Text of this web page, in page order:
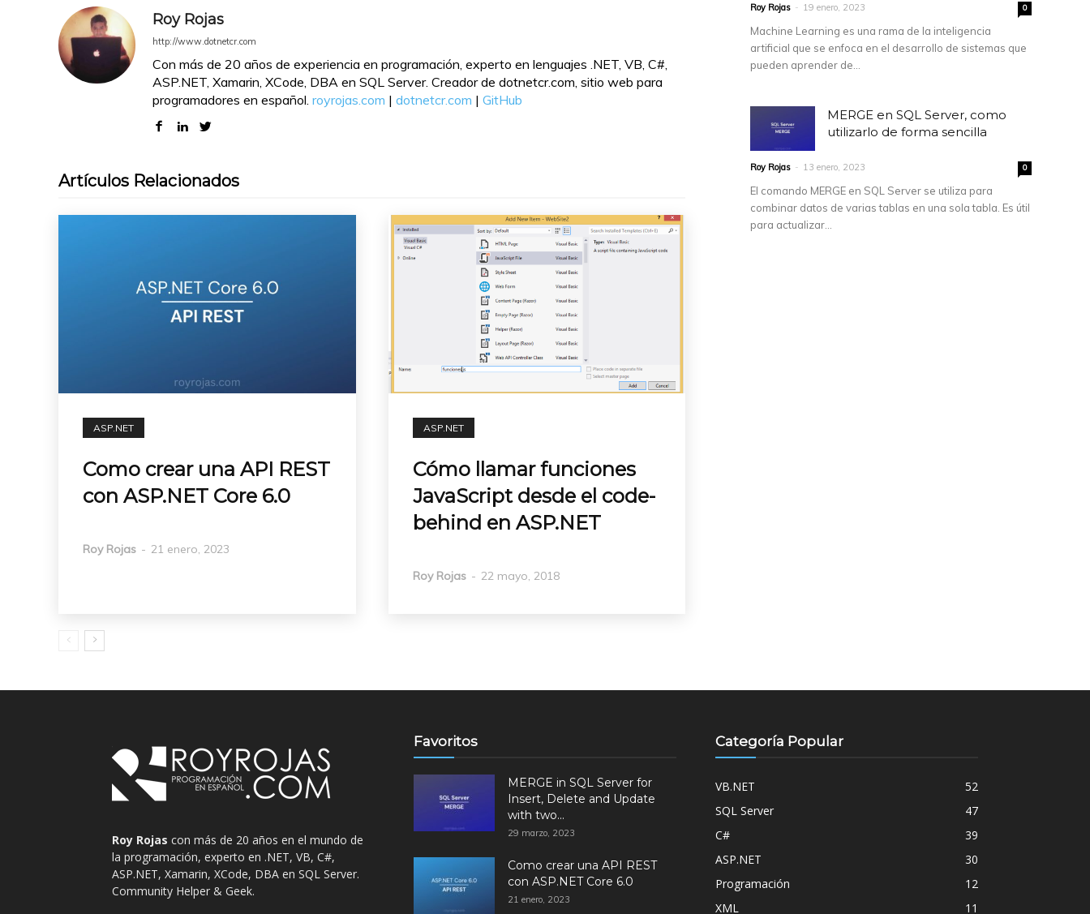
Roy Rojas
http://www.dotnetcr.com
Con más de 20 años de experiencia en programación, experto en lenguajes .NET, VB, C#,
ASP.NET, Xamarin, XCode, DBA en SQL Server. Creador de dotnetcr.com, sitio web para
programadores en español. royrojas.com | dotnetcr.com | GitHub
Artículos Relacionados
ASP.NET
Como crear una API REST
con ASP.NET Core 6.0
Roy Rojas - 21 enero, 2023
ASP.NET
Cómo llamar funciones
JavaScript desde el code-
behind en ASP.NET
Roy Rojas - 22 mayo, 2018
Roy Rojas - 19 enero, 2023 0
Machine Learning es una rama de la inteligencia
artificial que se enfoca en el desarrollo de sistemas que
pueden aprender de...
MERGE en SQL Server, como
utilizarlo de forma sencilla
Roy Rojas - 13 enero, 2023 0
El comando MERGE en SQL Server se utiliza para
combinar datos de varias tablas en una sola tabla. Es útil
para actualizar...
Roy Rojas con más de 20 años en el mundo de
la programación, experto en .NET, VB, C#,
ASP.NET, Xamarin, XCode, DBA en SQL Server.
Community Helper & Geek.
Favoritos
MERGE in SQL Server for
Insert, Delete and Update
with two...
29 marzo, 2023
Como crear una API REST
con ASP.NET Core 6.0
21 enero, 2023
Categoría Popular
VB.NET
52
SQL Server
47
C#
39
ASP.NET
30
Programación
12
XML
11